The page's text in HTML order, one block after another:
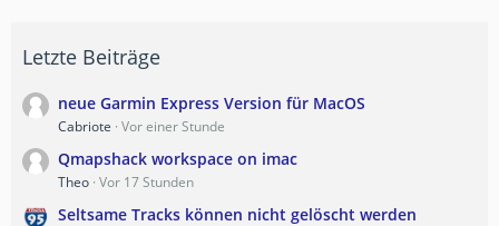
Letzte Beiträge
neue Garmin Express Version für MacOS
Cabriote Vor einer Stunde
Qmapshack workspace on imac
Theo Vor 17 Stunden
Seltsame Tracks können nicht gelöscht werden